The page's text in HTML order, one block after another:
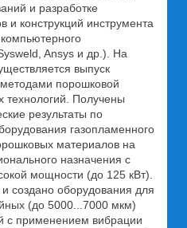
и разработке
и конструкций инструмента
Ansys и др.). На
выпуск
порошковой
технологий. Получены
результаты по
газопламенного
материалов на
назначения с
мощности (до 125 кВт).
создано оборудования для
(до 5000...7000 мкм)
с применением вибрации